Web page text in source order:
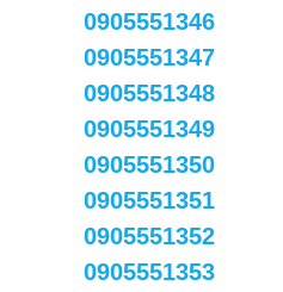
0905551346
0905551347
0905551348
0905551349
0905551350
0905551351
0905551352
0905551353